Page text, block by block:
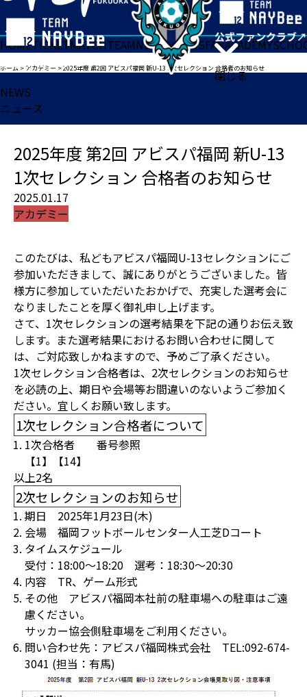
閉じる
HOMETICKETMATCHTEAMNEWSGOODSFANACADEMY
ホーム > アカデミー >2025年度 第2回 アビスパ福岡 新U-13 1次セレクション 合格者のお知らせ
NEWS
ニュース
2025年度 第2回 アビスパ福岡 新U-13
1次セレクション 合格者のお知らせ
2025.01.17
アカデミー
このたびは、私どもアビスパ福岡U-13セレクションにご
参加いただきまして、誠にありがとうございました。皆
様方に参加していただいたおかげで、充実した選考会に
なりましたことを厚く御礼申し上げます。
さて、1次セレクションの選考結果を下記の通りお伝え致
します。また選考結果におけるお問い合わせに関して
は、ご対応致しかねますので、予めご了承ください。
1次セレクション合格者は、2次セレクションのお知らせ
を必読の上、期日や会場等お間違いのないようご参加く
ださい。宜しくお願い致します。
1次セレクション合格者について
1次合格者 番号参照
【1】【14】
以上2名
2次セレクションのお知らせ
期日 2025年1月23日(木)
会場 福岡フットボールセンター人工芝Dコート
タイムスケジュール
受付：18:00～18:20 選考：18:30〜20:30
内容 TR、ゲーム形式
その他 アビスパ福岡本社前の駐車場への駐車はご遠
慮ください。
サッカー協会側駐車場をご利用ください。
問い合わせ先：アビスパ福岡株式会社 TEL:092-674-
3041 (担当：有馬)